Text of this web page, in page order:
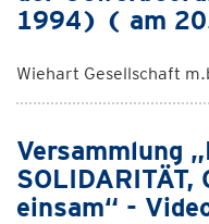
1994) ( am
Wiehart Gesellschaft
Versammlung
einsam“ -